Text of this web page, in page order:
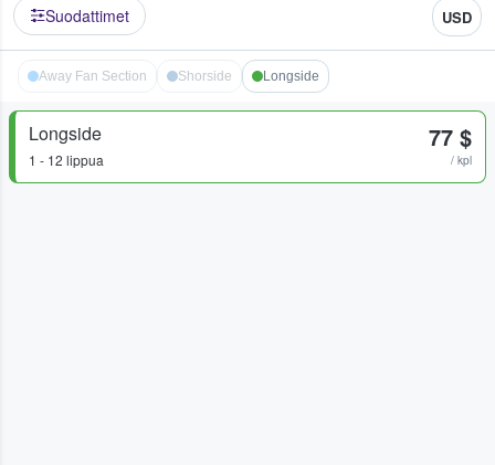
Suodattimet USD
Away Fan Section Shorside Longside
Longside
1 - 12 lippua
77 $
/ kpl